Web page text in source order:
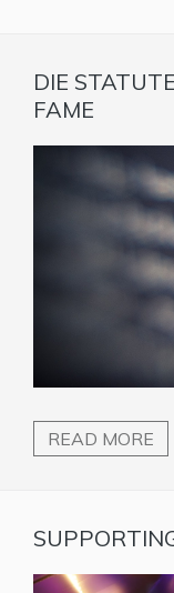
DIE
FAME
READ MORE